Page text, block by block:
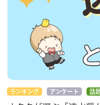
ランキング アンケート 話